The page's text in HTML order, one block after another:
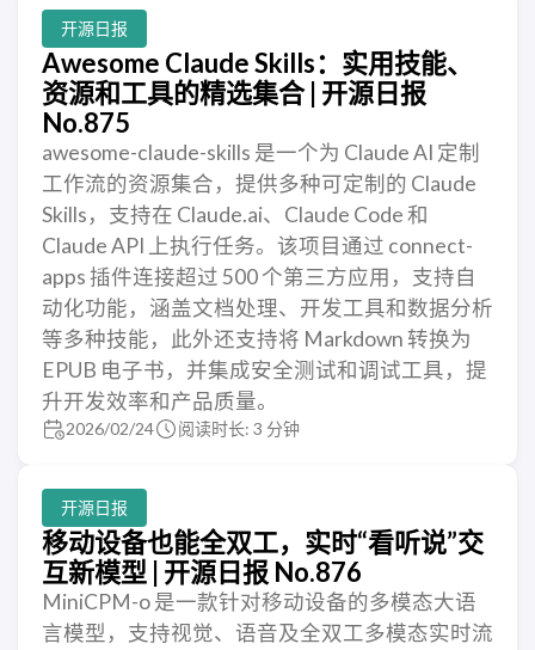
开源日报
Awesome Claude Skills：实用技能、
资源和工具的精选集合 | 开源日报
No.875
awesome-claude-skills 是一个为 Claude AI 定制
工作流的资源集合，提供多种可定制的 Claude
Skills，支持在 Claude.ai、Claude Code 和
Claude API 上执行任务。该项目通过 connect-
apps 插件连接超过 500 个第三方应用，支持自
动化功能，涵盖文档处理、开发工具和数据分析
等多种技能，此外还支持将 Markdown 转换为
EPUB 电子书，并集成安全测试和调试工具，提
升开发效率和产品质量。
2026/02/24 阅读时长: 3 分钟
开源日报
移动设备也能全双工，实时“看听说”交
互新模型 | 开源日报 No.876
MiniCPM-o 是一款针对移动设备的多模态大语
言模型，支持视觉、语音及全双工多模态实时流